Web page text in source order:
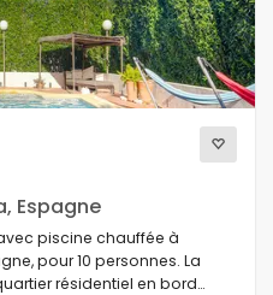
Espagne
piscine chauffée à
pour 10 personnes. La
résidentiel en bord